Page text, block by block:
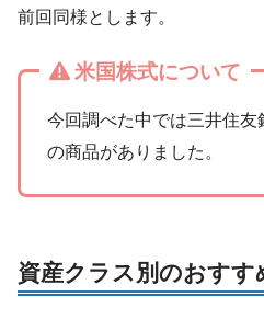
前回同様とします。
米国株式について
今回調べた中では三井住
の商品がありました。
資産クラス別のおすす